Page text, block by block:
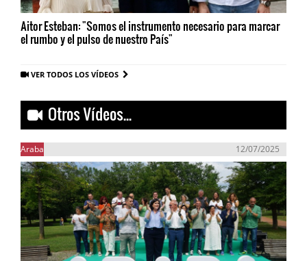
Aitor Esteban: "Somos el instrumento necesario para marcar
el rumbo y el pulso de nuestro País"
VER TODOS LOS VÍDEOS
Otros Vídeos...
Araba 12/07/2025